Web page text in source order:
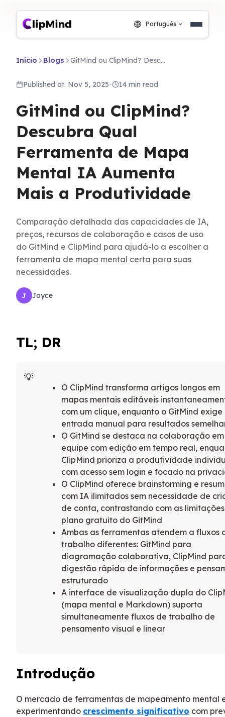
Português
Início Blogs GitMind ou ClipMind? Descubra Qual Ferramenta de Mapa Mental IA Aumenta Mais a Produtividade
Published at: Nov 5, 2025• 14 min read
GitMind ou ClipMind?
Descubra Qual
Ferramenta de Mapa
Mental IA Aumenta
Mais a Produtividade
Comparação detalhada das capacidades de IA,
preços, recursos de colaboração e casos de uso
do GitMind e ClipMind para ajudá-lo a escolher a
ferramenta de mapa mental certa para suas
necessidades.
J Joyce
TL; DR
O ClipMind transforma artigos longos em
mapas mentais editáveis
com um clique, enquanto o GitMind exige
entrada manual para resultados
O GitMind se destaca na colaboração em
equipe com edição em tempo real,
ClipMind prioriza a produtividade
com acesso sem login e focado na
O ClipMind oferece brainstorming e
com IA ilimitados sem necessidade de
de conta, contrastando com as
plano gratuito do GitMind
Ambas as ferramentas atendem a fluxos
trabalho diferentes: GitMind para
diagramação colaborativa, ClipMind
digestão rápida de informações e
estruturado
A interface de visualização dupla do
(mapa mental e Markdown) suporta
simultaneamente fluxos de trabalho de
pensamento visual e linear
Introdução
O mercado de ferramentas de mapeamento mental
experimentando crescimento significativo com